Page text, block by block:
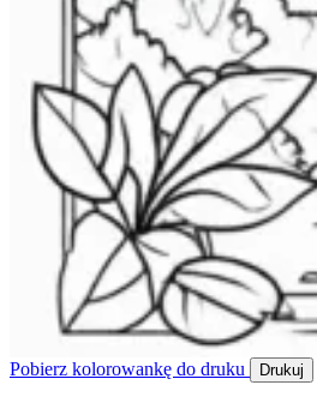
Pobierz kolorowankę do druku Drukuj